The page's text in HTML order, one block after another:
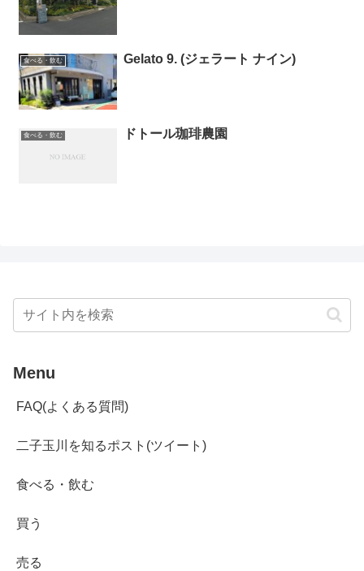
食べる・飲む Gelato 9. (ジェラート ナイン)
食べる・飲む ドトール珈琲農園
Menu
FAQ(よくある質問)
二子玉川を知るポスト(ツイート)
食べる・飲む
買う
売る